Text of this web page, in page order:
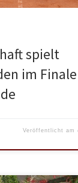
spielt
im
Veröffentlicht am